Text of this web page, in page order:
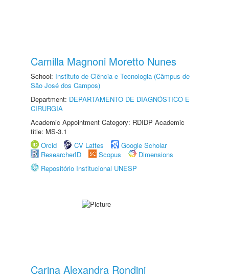
Camilla Magnoni Moretto Nunes
School: Instituto de Ciência e Tecnologia (Câmpus de
São José dos Campos)
Department: DEPARTAMENTO DE DIAGNÓSTICO E
CIRURGIA
Academic Appointment Category: RDIDP Academic
title: MS-3.1
Orcid
CV Lattes
Google Scholar
ResearcherID
Scopus
Dimensions
Repositório Institucional UNESP
Carina Alexandra Rondini